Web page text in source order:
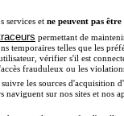
services et ne peuvent pas être
permettant de
temporaires telles que les
vérifier s'il est
frauduleux ou les
les sources d'acquisition
sur nos sites et nos